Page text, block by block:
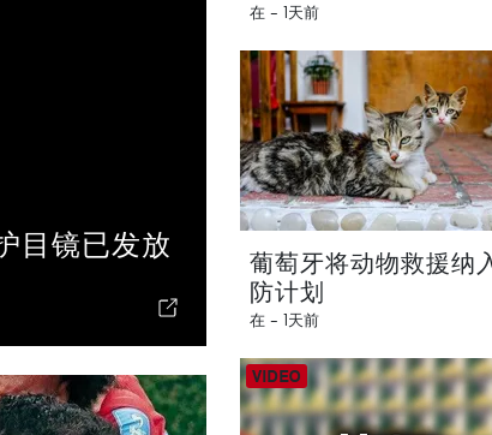
目镜已发放
在 - 1天前
葡萄牙将动物救援纳
防计划
在 - 1天前